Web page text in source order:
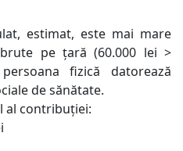
estimat, este mai mare
pe țară (60.000 lei >
fizică datorează
de sănătate.
al contribuției: